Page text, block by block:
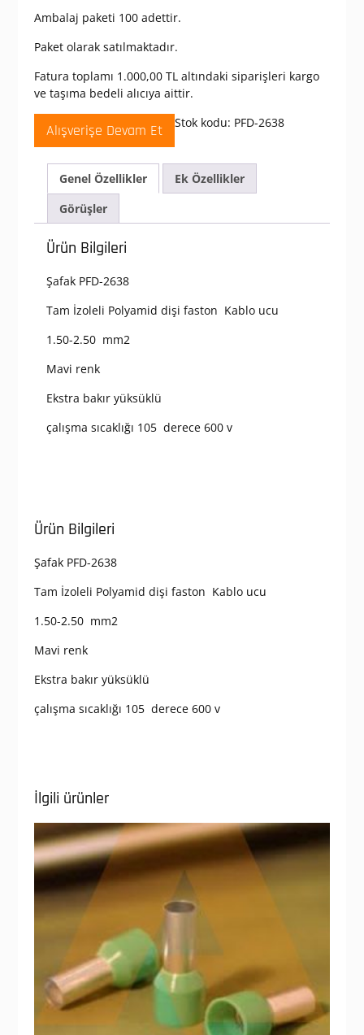
Ambalaj paketi 100 adettir.
Paket olarak satılmaktadır.
Fatura toplamı 1.000,00 TL altındaki siparişleri kargo
ve taşıma bedeli alıcıya aittir.
Alışverişe Devam Et Stok kodu: PFD-2638
Genel Özellikler
Ek Özellikler
Görüşler
Ürün Bilgileri
Şafak PFD-2638
Tam İzoleli Polyamid dişi faston Kablo ucu
1.50-2.50 mm2
Mavi renk
Ekstra bakır yüksüklü
çalışma sıcaklığı 105 derece 600 v
Ürün Bilgileri
Şafak PFD-2638
Tam İzoleli Polyamid dişi faston Kablo ucu
1.50-2.50 mm2
Mavi renk
Ekstra bakır yüksüklü
çalışma sıcaklığı 105 derece 600 v
İlgili ürünler